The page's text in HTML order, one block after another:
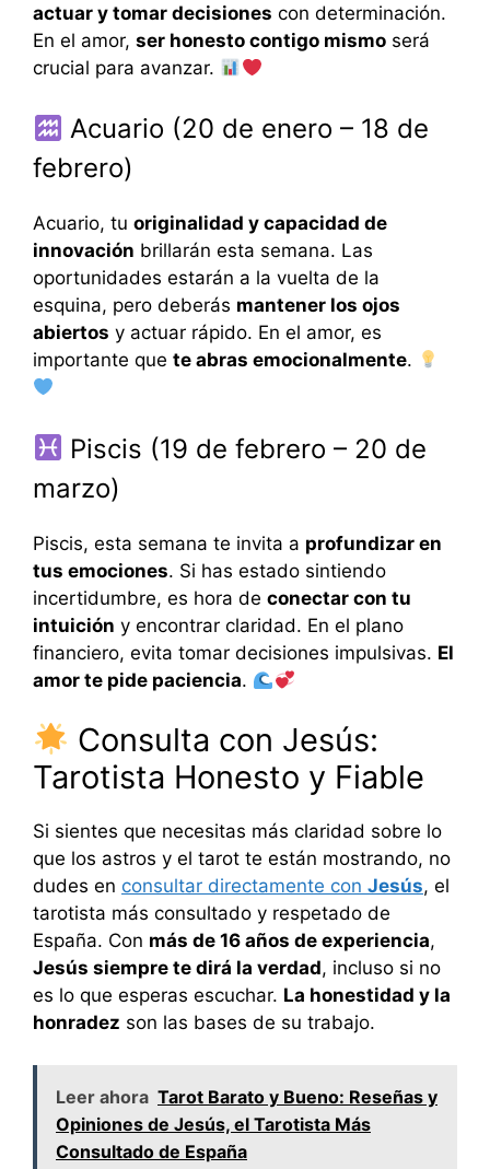
actuar y tomar decisiones con determinación.
En el amor, ser honesto contigo mismo será
crucial para avanzar.
Acuario (20 de enero – 18 de
febrero)
Acuario, tu originalidad y capacidad de
innovación brillarán esta semana. Las
oportunidades estarán a la vuelta de la
esquina, pero deberás mantener los ojos
abiertos y actuar rápido. En el amor, es
importante que te abras emocionalmente.
Piscis (19 de febrero – 20 de
marzo)
Piscis, esta semana te invita a profundizar en
tus emociones. Si has estado sintiendo
incertidumbre, es hora de conectar con tu
intuición y encontrar claridad. En el plano
financiero, evita tomar decisiones impulsivas. El
amor te pide paciencia.
Consulta con Jesús:
Tarotista Honesto y Fiable
Si sientes que necesitas más claridad sobre lo
que los astros y el tarot te están mostrando, no
dudes en consultar directamente con Jesús, el
tarotista más consultado y respetado de
España. Con más de 16 años de experiencia,
Jesús siempre te dirá la verdad, incluso si no
es lo que esperas escuchar. La honestidad y la
honradez son las bases de su trabajo.
Leer ahora Tarot Barato y Bueno: Reseñas y
Opiniones de Jesús, el Tarotista Más
Consultado de España